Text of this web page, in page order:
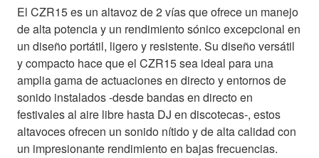
El CZR15 es un altavoz de 2 vías que ofrece un manejo
de alta potencia y un rendimiento sónico excepcional en
un diseño portátil, ligero y resistente. Su diseño versátil
y compacto hace que el CZR15 sea ideal para una
amplia gama de actuaciones en directo y entornos de
sonido instalados -desde bandas en directo en
festivales al aire libre hasta DJ en discotecas-, estos
altavoces ofrecen un sonido nítido y de alta calidad con
un impresionante rendimiento en bajas frecuencias.